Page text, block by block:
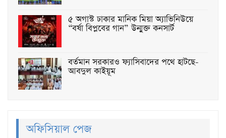
৫ অগাস্ট ঢাকার মানিক মিয়া অ্যাভিনিউয়ে
“বর্ষা বিপ্লবের গান” উন্মুক্ত কনসার্ট
বর্তমান সরকারও ফ্যাসিবাদের পথে হাটছে-
আবদুল কাইয়ূম
অফিসিয়াল পেজ